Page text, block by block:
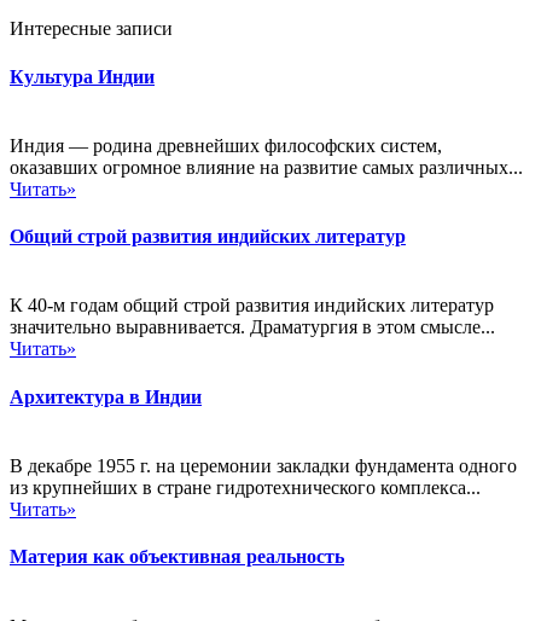
Интересные записи
Культура Индии
Индия — родина древнейших философских систем,
оказавших огромное влияние на развитие самых различных...
Читать»
Общий строй развития индийских литератур
К 40-м годам общий строй развития индийских литератур
значительно выравнивается. Драматургия в этом смысле...
Читать»
Архитектура в Индии
В декабре 1955 г. на церемонии закладки фундамента одного
из крупнейших в стране гидротехнического комплекса...
Читать»
Материя как объективная реальность